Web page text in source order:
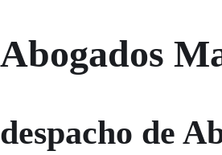
Abogados
despacho de